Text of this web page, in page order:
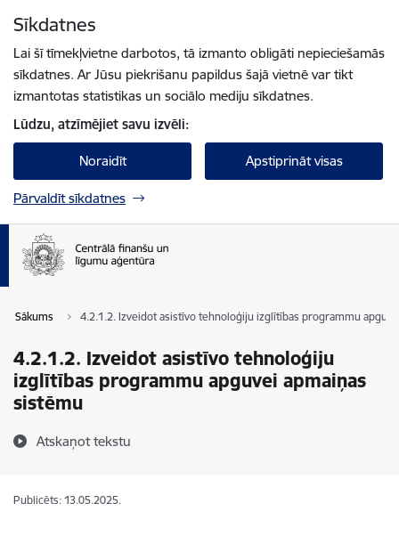
Sīkdatnes
Lai šī tīmekļvietne darbotos, tā izmanto obligāti nepieciešamās
sīkdatnes. Ar Jūsu piekrišanu papildus šajā vietnē var tikt
izmantotas statistikas un sociālo mediju sīkdatnes.
Lūdzu, atzīmējiet savu izvēli:
Noraidīt Apstiprināt visas
Pārvaldīt sīkdatnes
Sākums 4.2.1.2. Izveidot asistīvo tehnoloģiju izglītības programmu
4.2.1.2. Izveidot asistīvo tehnoloģiju
izglītības programmu apguvei apmaiņas
sistēmu
Atskaņot tekstu
Publicēts: 13.05.2025.